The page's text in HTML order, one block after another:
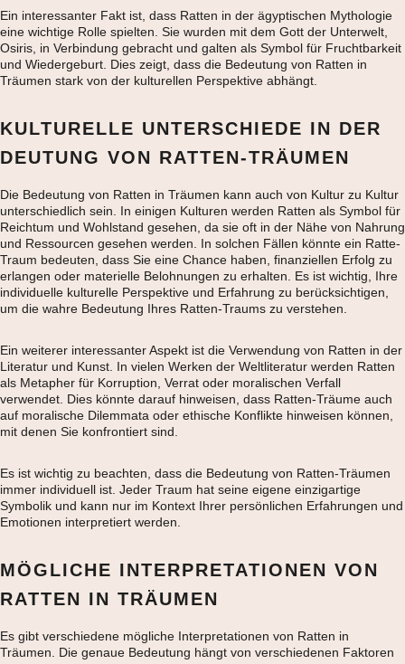
Ein interessanter Fakt ist, dass Ratten in der ägyptischen Mythologie
eine wichtige Rolle spielten. Sie wurden mit dem Gott der Unterwelt,
Osiris, in Verbindung gebracht und galten als Symbol für Fruchtbarkeit
und Wiedergeburt. Dies zeigt, dass die Bedeutung von Ratten in
Träumen stark von der kulturellen Perspektive abhängt.
KULTURELLE UNTERSCHIEDE IN DER
DEUTUNG VON RATTEN-TRÄUMEN
Die Bedeutung von Ratten in Träumen kann auch von Kultur zu Kultur
unterschiedlich sein. In einigen Kulturen werden Ratten als Symbol für
Reichtum und Wohlstand gesehen, da sie oft in der Nähe von Nahrung
und Ressourcen gesehen werden. In solchen Fällen könnte ein Ratte-
Traum bedeuten, dass Sie eine Chance haben, finanziellen Erfolg zu
erlangen oder materielle Belohnungen zu erhalten. Es ist wichtig, Ihre
individuelle kulturelle Perspektive und Erfahrung zu berücksichtigen,
um die wahre Bedeutung Ihres Ratten-Traums zu verstehen.
Ein weiterer interessanter Aspekt ist die Verwendung von Ratten in der
Literatur und Kunst. In vielen Werken der Weltliteratur werden Ratten
als Metapher für Korruption, Verrat oder moralischen Verfall
verwendet. Dies könnte darauf hinweisen, dass Ratten-Träume auch
auf moralische Dilemmata oder ethische Konflikte hinweisen können,
mit denen Sie konfrontiert sind.
Es ist wichtig zu beachten, dass die Bedeutung von Ratten-Träumen
immer individuell ist. Jeder Traum hat seine eigene einzigartige
Symbolik und kann nur im Kontext Ihrer persönlichen Erfahrungen und
Emotionen interpretiert werden.
MÖGLICHE INTERPRETATIONEN VON
RATTEN IN TRÄUMEN
Es gibt verschiedene mögliche Interpretationen von Ratten in
Träumen. Die genaue Bedeutung hängt von verschiedenen Faktoren